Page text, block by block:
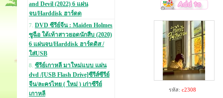
and Devil (2022) 6 แผ่น
จบ/Harddisk ฮาร์ดด
7. DVD ซีรีย์จีน : Maiden Holmes
ซูฉือ ใต้เท้าสาวยอดนักสืบ (2020)
6 แผ่นจบ/Harddisk ฮาร์ดดิส /
ใส่USB
8. ซีรีย์เกาหลี มาใหม่แบบ แผ่น
dvd /[USB Flash Drive]ซีรีส์ซีรีย์
จีน/ละครไทย ( ใหม่ ) เก่าซีรีย์
เกาหลี
รหัส: c2308